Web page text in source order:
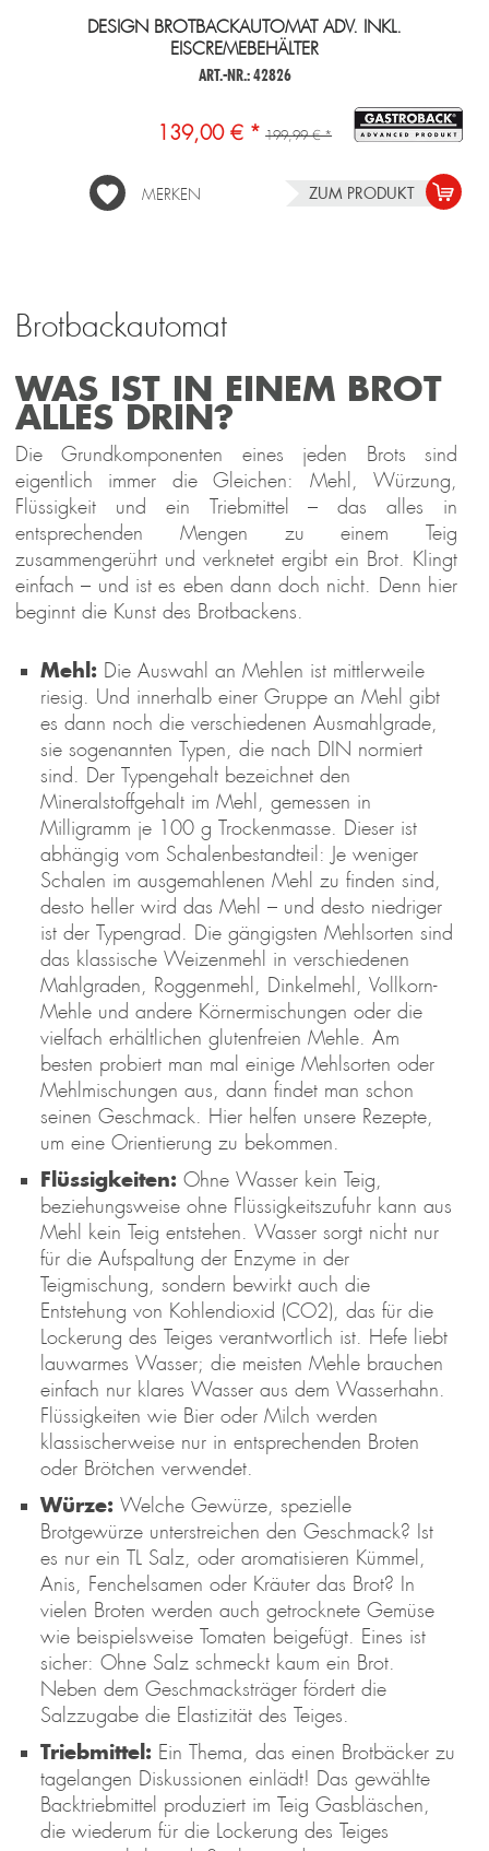
DESIGN BROTBACKAUTOMAT ADV. INKL.
EISCREMEBEHÄLTER
ART.-NR.: 42826
139,00 € * 199,99 € *
MERKEN ZUM PRODUKT
Brotbackautomat
WAS IST IN EINEM BROT
ALLES DRIN?
Die Grundkomponenten eines jeden Brots sind
eigentlich immer die Gleichen: Mehl, Würzung,
Flüssigkeit und ein Triebmittel – das alles in
entsprechenden Mengen zu einem Teig
zusammengerührt und verknetet ergibt ein Brot. Klingt
einfach – und ist es eben dann doch nicht. Denn hier
beginnt die Kunst des Brotbackens.
Mehl: Die Auswahl an Mehlen ist mittlerweile
riesig. Und innerhalb einer Gruppe an Mehl gibt
es dann noch die verschiedenen Ausmahlgrade,
sie sogenannten Typen, die nach DIN normiert
sind. Der Typengehalt bezeichnet den
Mineralstoffgehalt im Mehl, gemessen in
Milligramm je 100 g Trockenmasse. Dieser ist
abhängig vom Schalenbestandteil: Je weniger
Schalen im ausgemahlenen Mehl zu finden sind,
desto heller wird das Mehl – und desto niedriger
ist der Typengrad. Die gängigsten Mehlsorten sind
das klassische Weizenmehl in verschiedenen
Mahlgraden, Roggenmehl, Dinkelmehl, Vollkorn-
Mehle und andere Körnermischungen oder die
vielfach erhältlichen glutenfreien Mehle. Am
besten probiert man mal einige Mehlsorten oder
Mehlmischungen aus, dann findet man schon
seinen Geschmack. Hier helfen unsere Rezepte,
um eine Orientierung zu bekommen.
Flüssigkeiten: Ohne Wasser kein Teig,
beziehungsweise ohne Flüssigkeitszufuhr kann aus
Mehl kein Teig entstehen. Wasser sorgt nicht nur
für die Aufspaltung der Enzyme in der
Teigmischung, sondern bewirkt auch die
Entstehung von Kohlendioxid (CO2), das für die
Lockerung des Teiges verantwortlich ist. Hefe liebt
lauwarmes Wasser; die meisten Mehle brauchen
einfach nur klares Wasser aus dem Wasserhahn.
Flüssigkeiten wie Bier oder Milch werden
klassischerweise nur in entsprechenden Broten
oder Brötchen verwendet.
Würze: Welche Gewürze, spezielle
Brotgewürze unterstreichen den Geschmack? Ist
es nur ein TL Salz, oder aromatisieren Kümmel,
Anis, Fenchelsamen oder Kräuter das Brot? In
vielen Broten werden auch getrocknete Gemüse
wie beispielsweise Tomaten beigefügt. Eines ist
sicher: Ohne Salz schmeckt kaum ein Brot.
Neben dem Geschmacksträger fördert die
Salzzugabe die Elastizität des Teiges.
Triebmittel: Ein Thema, das einen Brotbäcker zu
tagelangen Diskussionen einlädt! Das gewählte
Backtriebmittel produziert im Teig Gasbläschen,
die wiederum für die Lockerung des Teiges